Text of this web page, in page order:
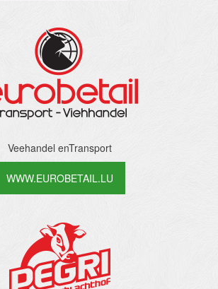
Veehandel enTransport
WWW.EUROBETAIL.LU